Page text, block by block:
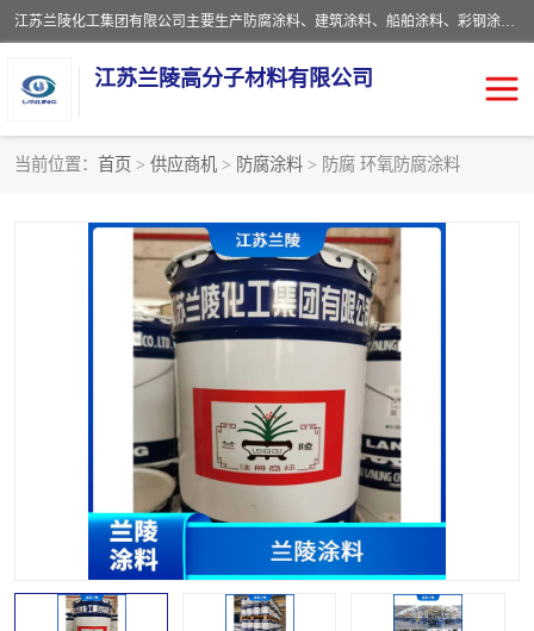
江苏兰陵化工集团有限公司主要生产防腐涂料、建筑涂料、船舶涂料、彩钢涂料、粉末涂料五大类产品，具备10 万吨年生产能力，可以提供优质精良的涂装施工服务，产品广销全国各地，大量出口亚非欧及拉美等国家。
江苏兰陵高分子材料有限公司
当前位置： 首页 > 供应商机 > 防腐涂料 > 防腐 环氧防腐涂料
内外墙涂料
风电专用涂料
粉末涂料
流体机械专用涂料